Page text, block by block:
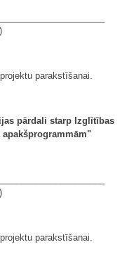
parakstīšanai.
pārdali starp Izglītības
parakstīšanai.